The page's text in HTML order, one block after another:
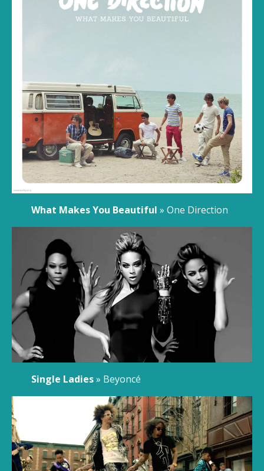
What Makes You Beautiful » One Direction
Single Ladies» Beyoncé